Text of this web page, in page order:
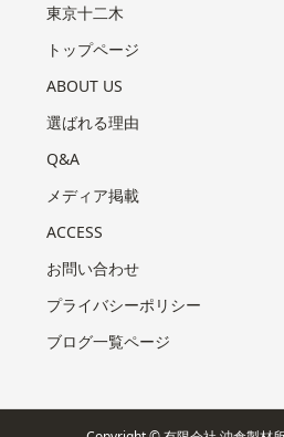
東京十二木
トップページ
ABOUT US
選ばれる理由
Q&A
メディア掲載
ACCESS
お問い合わせ
プライバシーポリシー
ブログ一覧ページ